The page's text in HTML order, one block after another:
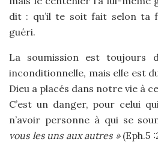
dit : qu’il te soit fait selon ta
guéri.
La soumission est toujours
inconditionnelle, mais elle est
Dieu a placés dans notre vie à
C’est un danger, pour celui
n’avoir personne à qui se
vous les uns aux autres »(Eph.5